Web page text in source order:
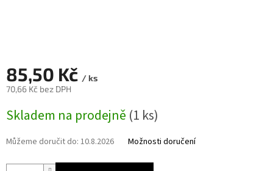
85,50 Kč / ks
70,66 Kč bez DPH
cena:
Skladem na prodejně (1 ks)
Můžeme doručit do: 10.8.2026 Možnosti doručení